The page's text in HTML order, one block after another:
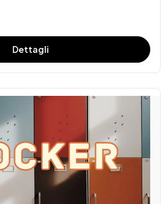
Dettagli